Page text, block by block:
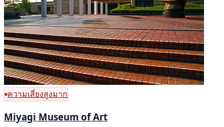
ความเสี่ยงสูงมาก
Miyagi Museum of Art